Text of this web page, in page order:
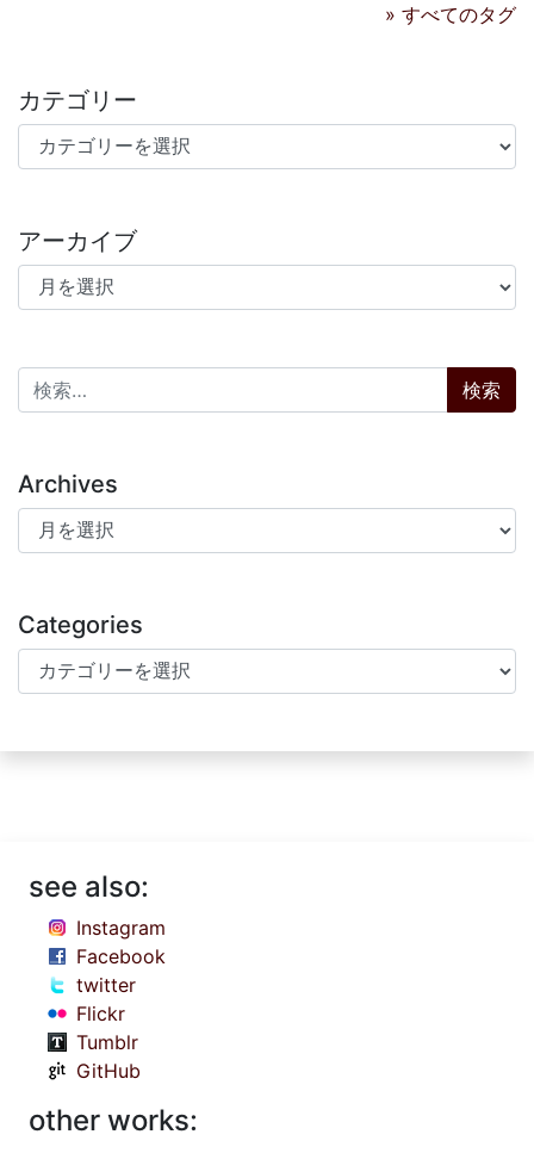
» すべてのタグ
カテゴリー
カテゴリー
アーカイブ
アーカイブ
検索:
Archives
Archives
Categories
Categories
see also:
Instagram
Facebook
twitter
Flickr
Tumblr
GitHub
other works: